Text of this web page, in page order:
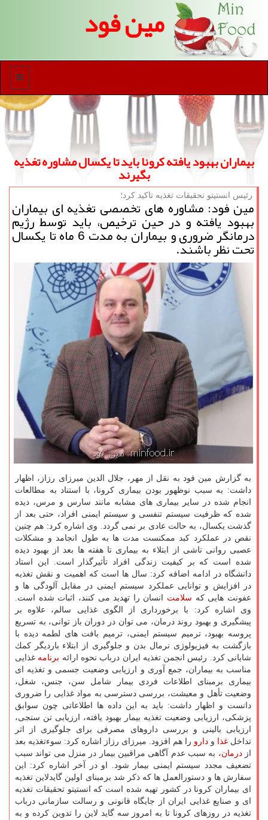
مین فود
منو
بیماران بهبود یافته كرونا باید تا یكسال مشاوره تغذیه
بگیرند
رئیس انستیتو تحقیقات تغذیه تاكید كرد؛
مین فود: مشاوره های تخصصی تغذیه ای بیماران
بهبود یافته و در حین ترخیص، باید توسط رژیم
درمانگر ضروری و بیماران به مدت 6 ماه تا یكسال
تحت نظر باشند.
به گزارش مین فود به نقل از مهر، جلال الدین میرزای رزاز، اظهار
داشت: به سبب نوظهور بودن بیماری كرونا، با استناد به مطالعات
انجام شده در سایر بیماری های مشابه مانند سارس و مرس، دیده
شده كه ظرفیت سیستم تنفسی و سیستم ایمنی افراد، حتی بعد از
گذشت یكسال، به حالت عادی بر نمی گردد. وی اشاره كرد: هم چنین
نقص در عملكرد كبد ممكنست مدت ها به طول انجامد و مشكلات
عصبی روانی ناشی از ابتلاء به بیماری تا هفته ها بعد از بهبود دیده
شده است كه بر كیفیت زندگی افراد تأثیرگذار است. این استاد
دانشگاه در ادامه اضافه كرد: سال ها است كه اهمیت و نقش تغذیه
در افزایش و توانایی عملكرد سیستم ایمنی در مقابل آلودگی ها و
عفونت هایی كه سلامت انسان را تهدید می كنند، اثبات شده است.
وی اشاره كرد: با برخورداری از الگوی غذایی سالم، علاوه بر
پیشگیری و بهبود روند درمان، می توان در دوران باز توانی، به تسریع
پروسه بهبود، ترمیم سیستم ایمنی، ترمیم بافت های لطمه دیده با
بازگشت به فیزیولوژی نرمال بدن و جلوگیری از ابتلاء باردیگر كمك
شایانی كرد. رئیس انجمن تغذیه ایران درباب نحوه ارائه برنامه غذایی
مناسب به بیماران، جمع آوری و ارزیابی وضعیت جسمی و تغذیه ای
بیماری برمبنای اطلاعات فردی بیمار شامل سن، جنس، شغل،
وضعیت تأهل و معیشت، بررسی دسترسی به مواد غذایی را ضروری
دانست و اظهار داشت: باید به این داده ها اطلاعاتی چون سوابق
پزشكی، ارزیابی وضعیت تغذیه بیمار بهبود یافته، ارزیابی تن سنجی،
ارزیابی بالینی و بررسی داروهای مصرفی برای جلوگیری از اثر
تداخل غذا و دارو را هم افزود. میرزای رزاز اشاره كرد: سوءتغذیه بعد
ازدرمان، به سبب عدم آگاهی مراقبین بیمار در منزل می تواند سبب
تضعیف مجدد سیستم ایمنی بیمار شود. او در آخر اشاره كرد: این
سفارش ها و دستورالعمل ها كه ذكر شد برمبنای اولین گایدلاین تغذیه
ای بیماران كرونا در كشور تهیه شده است كه انستیتو تحقیقات تغذیه
ای و صنایع غذایی ایران از جایگاه قانونی و رسالت سازمانی درباب
تغذیه در روزهای كرونا تا به امروز سه گاید لاین را تدوین كرده و به